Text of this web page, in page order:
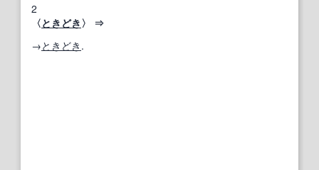
2
〈ときどき 〉 ⇒
→ときどき .